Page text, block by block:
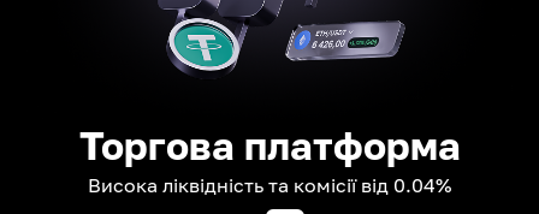
Торгова платформа
Висока ліквідність та комісії від 0.04%